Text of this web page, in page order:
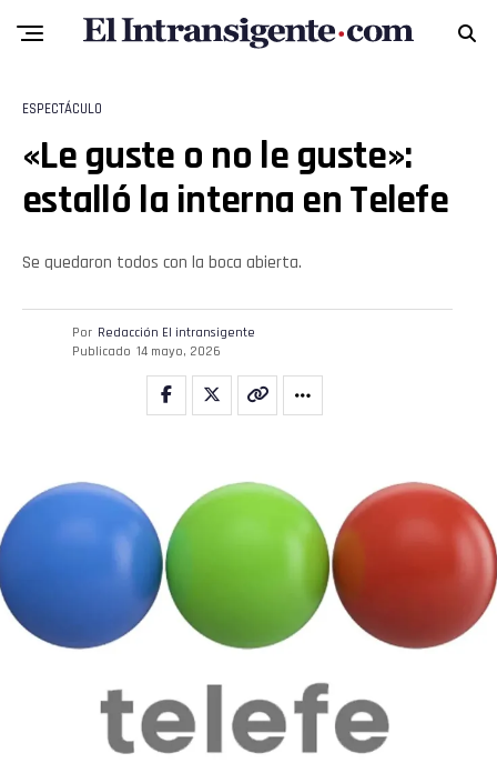
ESPECTÁCULO
«Le guste o no le guste»:
estalló la interna en Telefe
Se quedaron todos con la boca abierta.
Por Redacción El intransigente
Publicado 14 mayo, 2026